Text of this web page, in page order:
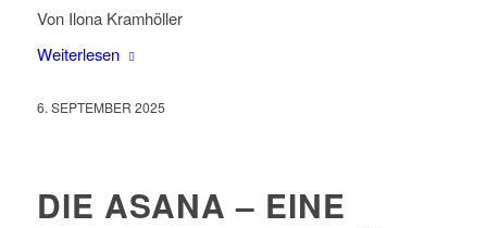
Von Ilona Kramhöller
Weiterlesen
6. SEPTEMBER 2025
DIE ASANA – EINE